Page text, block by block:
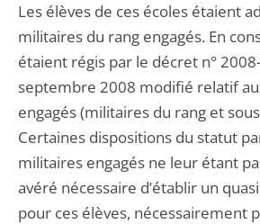
Les élèves de ces écoles étaient
militaires du rang engagés. En
étaient régis par le décret n°
septembre 2008 modifié relatif
engagés (militaires du rang et
Certaines dispositions du statut
militaires engagés ne leur étant
avéré nécessaire d’établir un
pour ces élèves, nécessairement